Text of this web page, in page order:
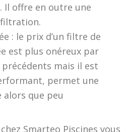
Il offre en outre une
: le prix d’un filtre de
est plus onéreux par
mais il est
permet une
que peu
Smarteo Piscines vous